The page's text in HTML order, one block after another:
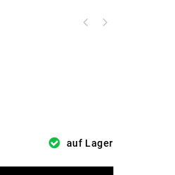
auf Lager